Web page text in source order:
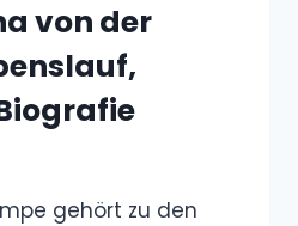
von der
gehört zu den